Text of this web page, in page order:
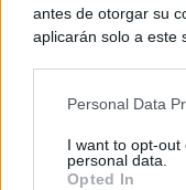
antes de otorgar su
aplicarán solo a este
rechazar tal
a este sitio y
parte inferior de la
Personal Data
I want to opt-
personal data.
Opted In